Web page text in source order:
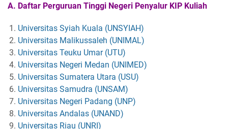
A. Daftar Perguruan Tinggi Negeri Penyalur KIP Kuliah
Universitas Syiah Kuala (UNSYIAH)
Universitas Malikussaleh (UNIMAL)
Universitas Teuku Umar (UTU)
Universitas Negeri Medan (UNIMED)
Universitas Sumatera Utara (USU)
Universitas Samudra (UNSAM)
Universitas Negeri Padang (UNP)
Universitas Andalas (UNAND)
Universitas Riau (UNRI)